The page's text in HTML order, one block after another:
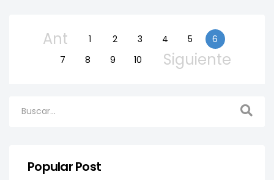
Ant 1 2 3 4 5
6
7
8 9 10 Siguiente
Popular Post